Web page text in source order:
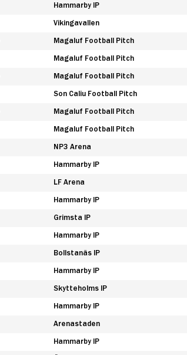
Hammarby IP
Vikingavallen
Magaluf Football Pitch
Magaluf Football Pitch
Magaluf Football Pitch
Son Caliu Football Pitch
Magaluf Football Pitch
Magaluf Football Pitch
NP3 Arena
Hammarby IP
LF Arena
Hammarby IP
Grimsta IP
Hammarby IP
Bollstanäs IP
Hammarby IP
Skytteholms IP
Hammarby IP
Arenastaden
Hammarby IP